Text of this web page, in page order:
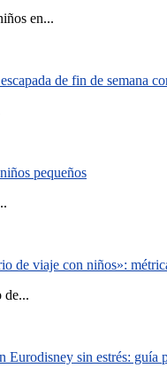
en...
de fin de semana
pequeños
de viaje con niños»:
de...
Eurodisney sin estrés: guía